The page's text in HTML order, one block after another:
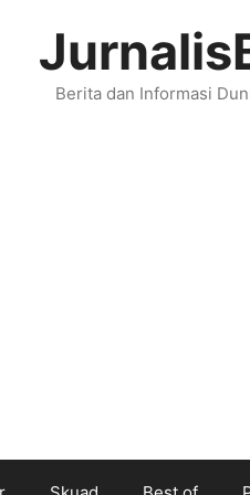
Berita dan Informasi